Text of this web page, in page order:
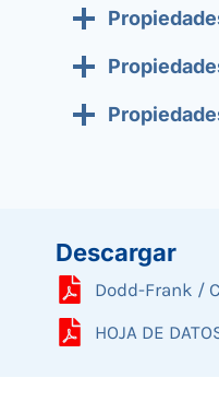
Descargar
Dodd-Frank /
HOJA DE